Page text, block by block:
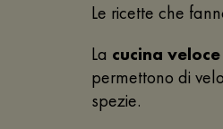
Le ricette che
La cucina veloce
permettono di
spezie.